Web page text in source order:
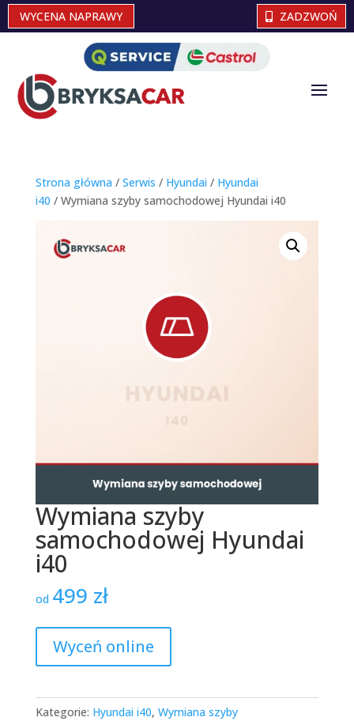
WYCENA NAPRAWY ZADZWOŃ
Strona główna / Serwis / Hyundai / Hyundai
i40 / Wymiana szyby samochodowej Hyundai i40
Wymiana szyby
samochodowej Hyundai
i40
od 499 zł
Wyceń online
Kategorie: Hyundai i40, Wymiana szyby